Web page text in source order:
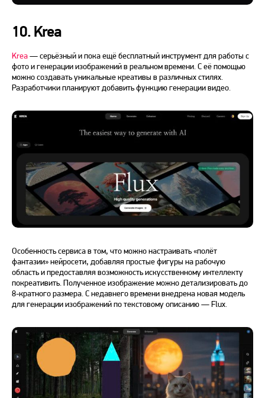
10. Krea
Krea— серьёзный и пока ещёбесплатныйинструмент для работы с
фотои генерацииизображенийв реальном времени. С еёпомощью
можно создавать уникальные креативы в различных стилях.
Разработчики планируют добавить функцию генерации видео.
Особенность сервиса в том, что можно настраивать «полёт
фантазии» нейросети, добавляя простые фигуры на рабочую
область и предоставляя возможность искусственному интеллекту
покреативить. Полученное изображение можно детализировать до
8-кратного размера. С недавнего времени внедрена новая модель
для генерации изображений по текстовому описанию — Flux.